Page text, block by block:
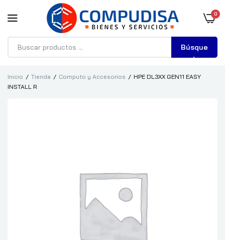
0
Búsque
da
Inicio Tienda Computo y Accesorios
HPE DL3XX GEN11 EASY
INSTALL R